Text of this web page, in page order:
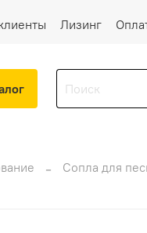
Лизинг
Сопла для